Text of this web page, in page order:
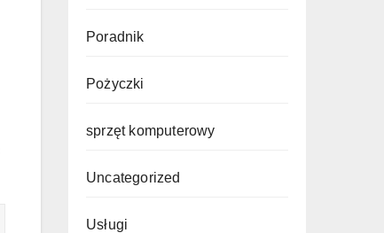
Poradnik
Pożyczki
sprzęt komputerowy
Uncategorized
Usługi